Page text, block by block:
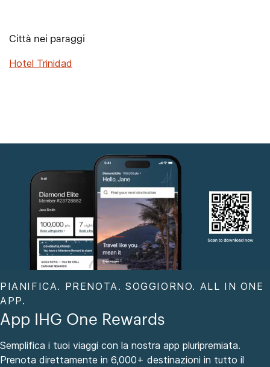
Città nei paraggi
Hotel Trinidad
PIANIFICA. PRENOTA. SOGGIORNO. ALL IN ONE
APP.
App IHG One Rewards
Semplifica i tuoi viaggi con la nostra app pluripremiata.
Prenota direttamente in 6,000+ destinazioni in tutto il